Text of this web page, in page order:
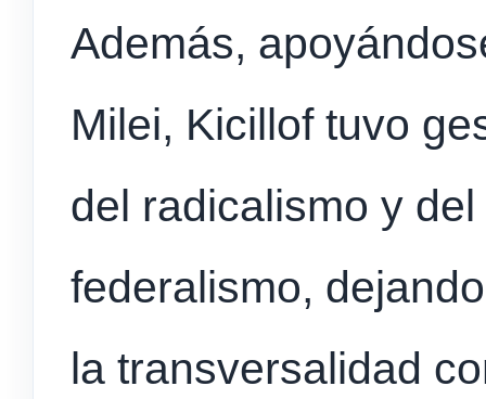
Además,
Milei, Kicillof tuvo
del radicalismo y
federalismo,
la transversalidad